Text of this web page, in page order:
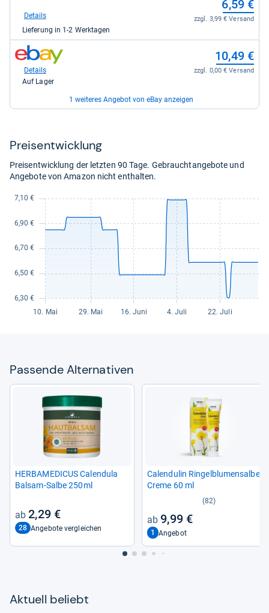
Shop
DE
6,59
kaufen.
6,59 €
zzgl. 3,99 € Versand
Details
Lieferung in 1-2 Werktagen
zum
Shop:
eBay
kaufen.
10,49 €
zzgl. 0,00 € Versand
Details
Auf Lager
1 weiteres Angebot von eBay anzeigen
eBay
11,55
kaufen.
Details
Auf Lager
Preis­ent­wick­lung
Preisentwicklung der letzten 90 Tage. Gebrauchtangebote und
Angebote von Amazon nicht enthalten.
Pas­sende Alter­na­ti­ven
HER­BA­ME­DI­CUS Calen­dula
Bal­sam-​Salbe 250ml
2,29 €
28 Angebote vergleichen
Calen­du­lin Rin­gel­blu­men­salbe
Creme 60 ml
(82)
9,99 €
1 Angebot
Aktu­ell beliebt